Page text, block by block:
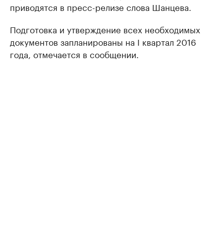
приводятся в пресс-релизе слова Шанцева.
Подготовка и утверждение всех необходимых
документов запланированы на I квартал 2016
года, отмечается в сообщении.